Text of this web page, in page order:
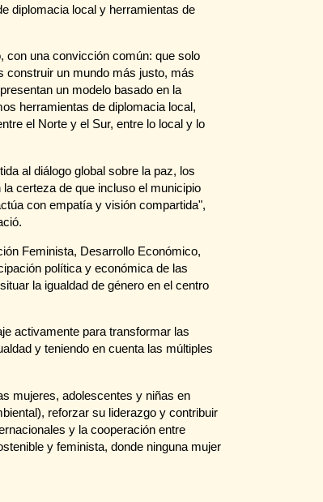
diplomacia local y herramientas de
con una convicción común: que solo
construir un mundo más justo, más
un modelo basado en la
herramientas de diplomacia local,
el Norte y el Sur, entre lo local y lo
al diálogo global sobre la paz, los
certeza de que incluso el municipio
con empatía y visión compartida",
Feminista, Desarrollo Económico,
política y económica de las
la igualdad de género en el centro
activamente para transformar las
y teniendo en cuenta las múltiples
mujeres, adolescentes y niñas en
reforzar su liderazgo y contribuir
y la cooperación entre
y feminista, donde ninguna mujer